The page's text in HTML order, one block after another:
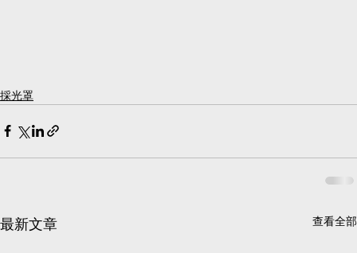
採光罩
最新文章 查看全部